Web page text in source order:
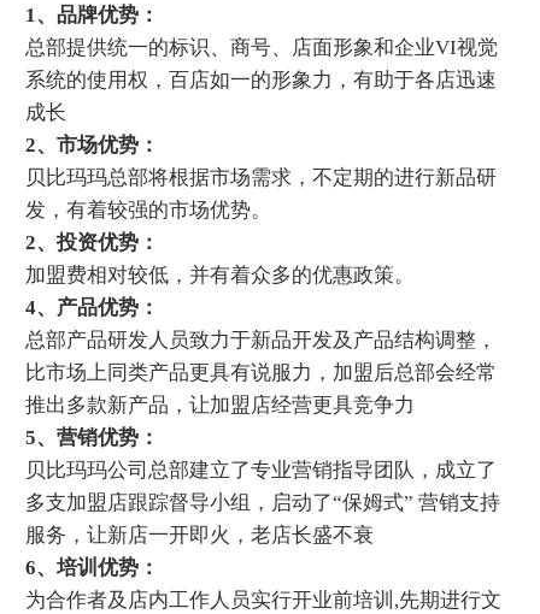
1、品牌优势：
总部提供统一的标识、商号、店面形象和企业VI视觉
系统的使用权，百店如一的形象力，有助于各店迅速
成长
2、市场优势：
贝比玛玛总部将根据市场需求，不定期的进行新品研
发，有着较强的市场优势。
2、投资优势：
加盟费相对较低，并有着众多的优惠政策。
4、产品优势：
总部产品研发人员致力于新品开发及产品结构调整，
比市场上同类产品更具有说服力，加盟后总部会经常
推出多款新产品，让加盟店经营更具竞争力
5、营销优势：
贝比玛玛公司总部建立了专业营销指导团队，成立了
多支加盟店跟踪督导小组，启动了“保姆式” 营销支持
服务，让新店一开即火，老店长盛不衰
6、培训优势：
为合作者及店内工作人员实行开业前培训,先期进行文